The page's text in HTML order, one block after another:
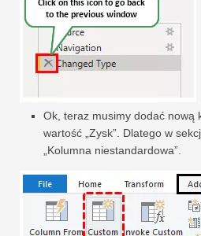
Ok, teraz musimy dodać nową
wartość „Zysk”. Dlatego w
„Kolumna niestandardowa”.